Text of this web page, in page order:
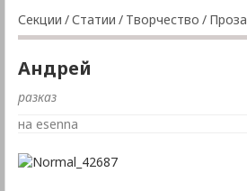
Секции /Статии / Творчество / Проза
Андрей
разказ
на esenna